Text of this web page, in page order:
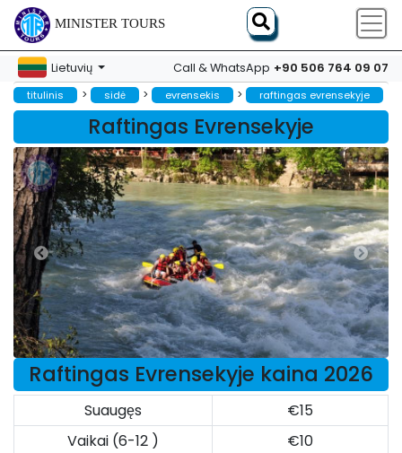
MINISTER TOURS
Lietuvių Call & WhatsApp +90 506 764 09 07
titulinis > sidė > evrensekis > raftingas evrensekyje
Raftingas Evrensekyje
Raftingas Evrensekyje kaina 2026
Suaugęs
€15
Vaikai (6-12 )
€10